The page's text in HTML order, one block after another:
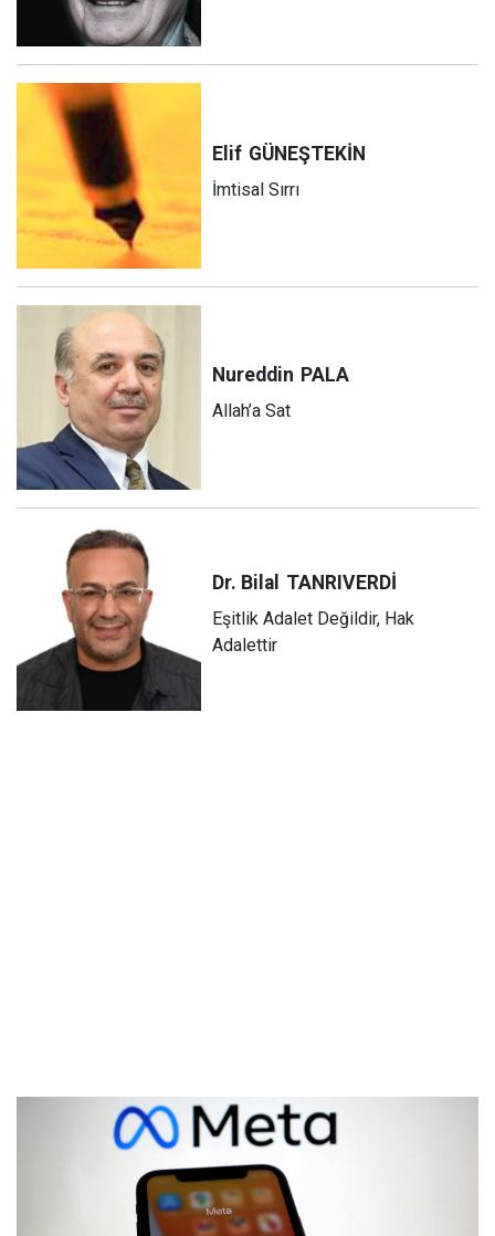
Elif GÜNEŞTEKİN
İmtisal Sırrı
Nureddin PALA
Allah’a Sat
Dr. Bilal TANRIVERDİ
Eşitlik Adalet Değildir, Hak
Adalettir